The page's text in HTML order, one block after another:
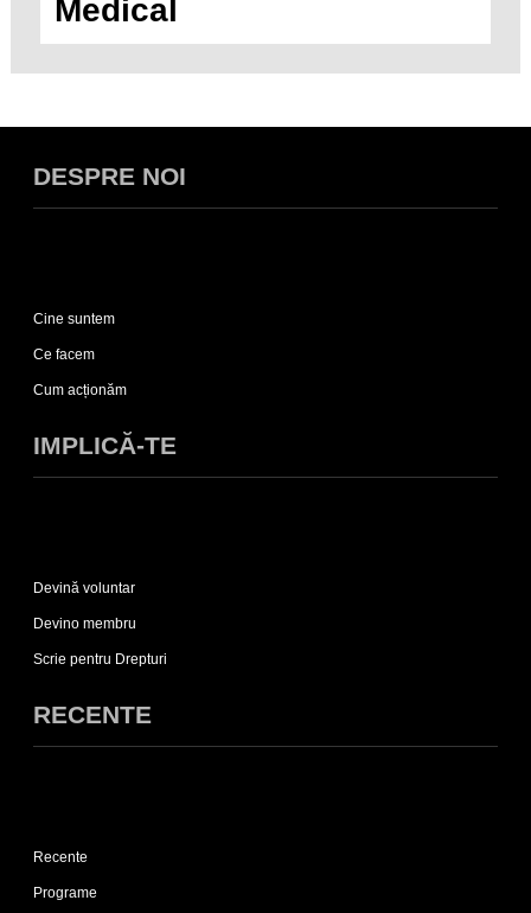
Medical
DESPRE NOI
Despre
noi
sub-
list
Cine suntem
Ce facem
Cum acționăm
IMPLICĂ-TE
Implică-
te
sub-
Devină voluntar
Devino membru
Scrie pentru Drepturi
RECENTE
Recente
sub-
list
Recente
Programe